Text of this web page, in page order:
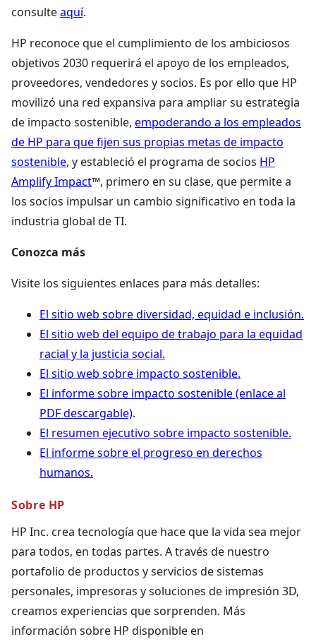
consulteaquí.
HP reconoce que el cumplimiento de los ambiciosos
objetivos 2030 requerirá el apoyo de los empleados,
proveedores, vendedores y socios. Es por ello que HP
movilizó una red expansiva para ampliar su estrategia
de impacto sostenible, empoderando a los empleados
de HP para que fijen sus propias metas de impacto
sostenible, y estableció el programa de socios HP
Amplify Impact™, primero en su clase, que permite a
los socios impulsar un cambio significativo en toda la
industria global de TI.
Conozca más
Visite los siguientes enlaces para más detalles:
El sitio web sobre diversidad, equidad e inclusión.
El sitio web del equipo de trabajo para la equidad
racial y la justicia social.
El sitio web sobre impacto sostenible.
El informe sobre impacto sostenible (enlace al
PDF descargable).
El resumen ejecutivo sobre impacto sostenible.
El informe sobre el progreso en derechos
humanos.
Sobre HP
HP Inc. crea tecnología que hace que la vida sea mejor
para todos, en todas partes. A través de nuestro
portafolio de productos y servicios de sistemas
personales, impresoras y soluciones de impresión 3D,
creamos experiencias que sorprenden. Más
información sobre HP disponible en